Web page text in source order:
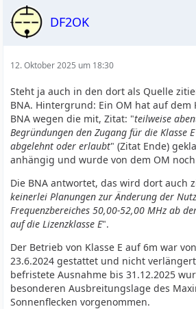
DF2OK
12. Oktober 2025 um 18:30
Steht ja auch in den dort als Quelle
BNA. Hintergrund: Ein OM hat auf dem
BNA wegen die mit, Zitat: "teilweise
Begründungen den Zugang für die Klasse
abgelehnt oder erlaubt" (Zitat Ende)
anhängig und wurde von dem OM
Die BNA antwortet, das wird dort auch
keinerlei Planungen zur Änderung der
Frequenzbereiches 50,00-52,00 MHz ab
auf die Lizenzklasse E".
Der Betrieb von Klasse E auf 6m war
23.6.2024 gestattet und nicht
befristete Ausnahme bis 31.12.2025
besonderen Ausbreitungslage des
Sonnenflecken vorgenommen.